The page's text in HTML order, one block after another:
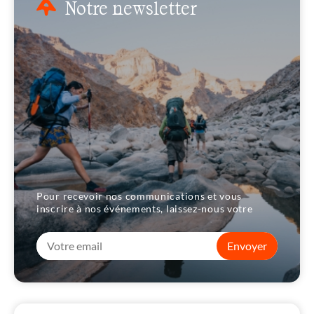
Notre newsletter
Pour recevoir nos communications et vous
inscrire à nos événements, laissez-nous votre
Envoyer